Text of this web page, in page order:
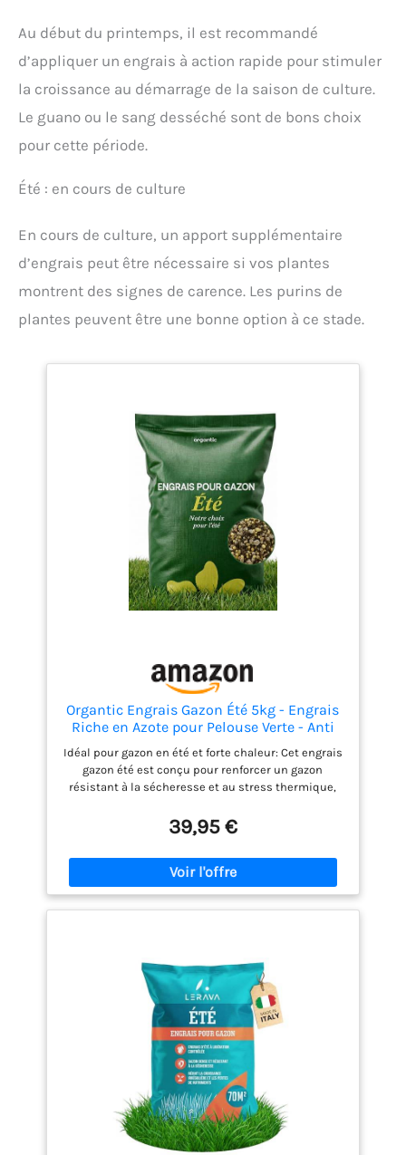
Au début du printemps, il est recommandé
d’appliquer un engrais à action rapide pour stimuler
la croissance au démarrage de la saison de culture.
Le guano ou le sang desséché sont de bons choix
pour cette période.
Été : en cours de culture
En cours de culture, un apport supplémentaire
d’engrais peut être nécessaire si vos plantes
montrent des signes de carence. Les purins de
plantes peuvent être une bonne option à ce stade.
Organtic Engrais Gazon Été 5kg - Engrais
Riche en Azote pour Pelouse Verte - Anti
Mousse - Résistant Sécheresse - Granulés
Sans Poussière - Compatible Épandeur
Idéal pour gazon en été et forte chaleur: Cet engrais
gazon été est conçu pour renforcer un gazon
résistant à la sécheresse et au stress thermique,
élevé en azote pour une croissance intense: Grâce à
sa formule en engrais riche en azote, il stimule la
croissance, améliore la couleur et renforce
durablement la pelouse. Action longue durée et
résistance au stress: Cet engrais gazon longue
durée libère progressivement ses nutriments pour
engrais gazon granulés offre une utilisation propre
et uniforme, idéal avec épandeur pour grandes
surfaces Sans danger pour enfants et animaux:
Après arrosage, cet engrais gazon compatible
animaux est sûr pour toute la famille – idéal pour
un jardin utilisé au quotidien
39,95 €